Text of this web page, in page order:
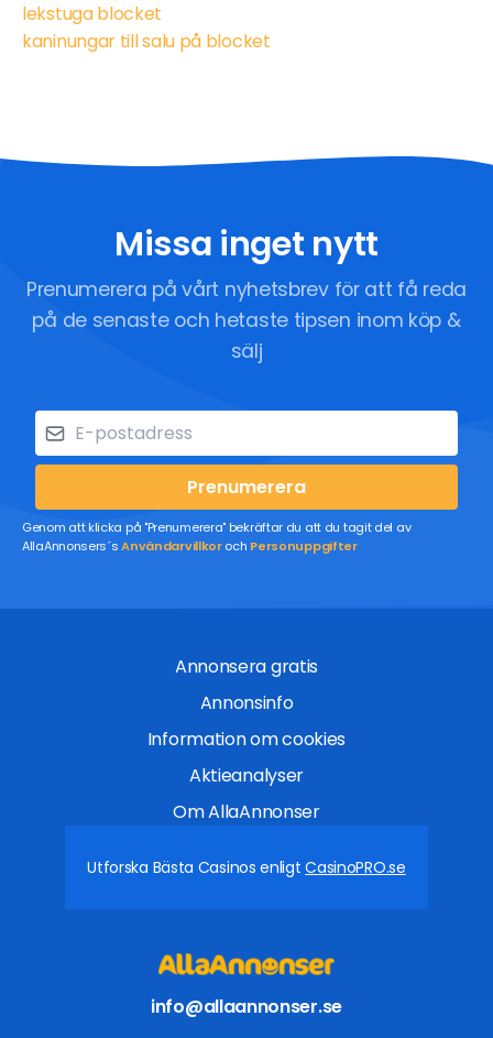
lekstuga blocket
kaninungar till salu på blocket
Missa inget nytt
Prenumerera på vårt nyhetsbrev för att få reda
på de senaste och hetaste tipsen inom köp &
sälj
Prenumerera
Genom att klicka på "Prenumerera" bekräftar du att du tagit del av
AllaAnnonsers´sAnvändarvillkoroch Personuppgifter
Annonsera gratis
Annonsinfo
Information om cookies
Aktieanalyser
Om AllaAnnonser
Utforska Bästa Casinos enligtCasinoPRO.se
info@allaannonser.se